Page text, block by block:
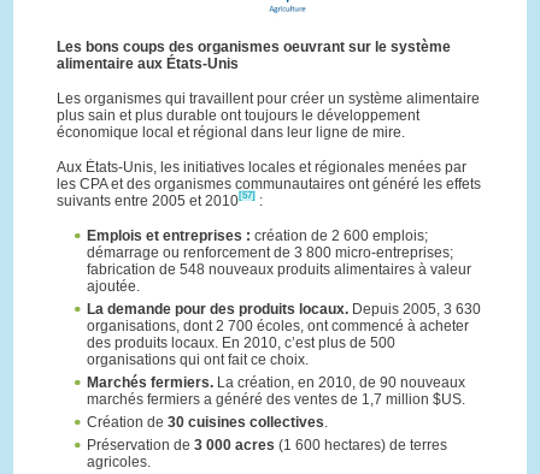
Les bons coups des organismes oeuvrant sur le système
alimentaire aux États-Unis
Les organismes qui travaillent pour créer un système alimentaire
plus sain et plus durable ont toujours le développement
économique local et régional dans leur ligne de mire.
Aux États-Unis, les initiatives locales et régionales menées par
les CPA et des organismes communautaires ont généré les effets
suivants entre 2005 et 2010[57] :
Emplois et entreprises : création de 2 600 emplois;
démarrage ou renforcement de 3 800 micro-entreprises;
fabrication de 548 nouveaux produits alimentaires à valeur
ajoutée.
La demande pour des produits locaux.Depuis 2005, 3 630
organisations, dont 2 700 écoles, ont commencé à acheter
des produits locaux. En 2010, c’est plus de 500
organisations qui ont fait ce choix.
Marchés fermiers.La création, en 2010, de 90 nouveaux
marchés fermiers a généré des ventes de 1,7 million $US.
Création de 30 cuisines collectives
Préservation de 3 000 acres (1 600 hectares) de terres
agricoles.